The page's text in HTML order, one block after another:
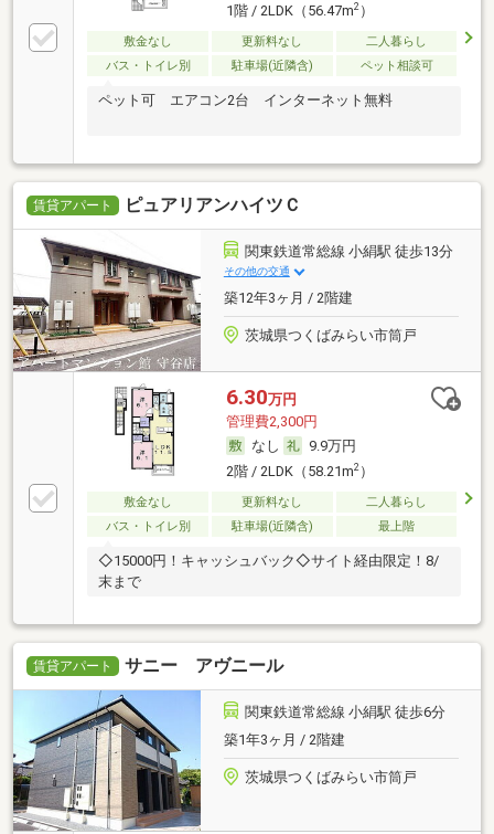
1階 / 2LDK（56.47m2）
敷金なし 更新料なし
二人暮らし
バス・トイレ別
駐車場(近隣含) ペット相談可
ペット可 エアコン2台 インターネット無料
賃貸アパート ピュアリアンハイツＣ
関東鉄道常総線 小絹駅 徒歩13分
その他の交通
築12年3ヶ月 / 2階建
茨城県つくばみらい市筒戸
6.30万円
管理費2,300円
なし
9.9万円
2階 / 2LDK（58.21m2）
敷金なし 更新料なし
二人暮らし
バス・トイレ別
駐車場(近隣含) 最上階
◇15000円！キャッシュバック◇サイト経由限定！8/
末まで
賃貸アパート サニー アヴニール
関東鉄道常総線 小絹駅 徒歩6分
築1年3ヶ月 / 2階建
茨城県つくばみらい市筒戸